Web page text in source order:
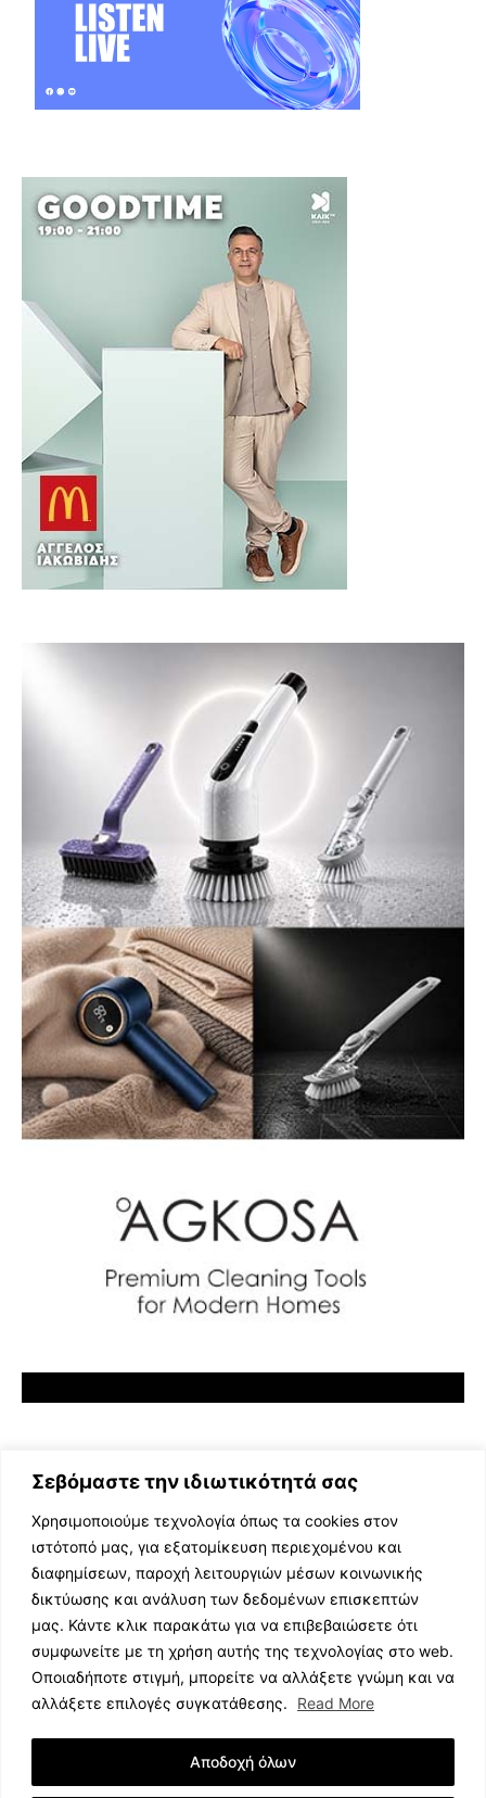
Σεβόμαστε την ιδιωτικότητά σας
Χρησιμοποιούμε τεχνολογία όπως τα cookies στον
ιστότοπό μας, για εξατομίκευση περιεχομένου και
διαφημίσεων, παροχή λειτουργιών μέσων κοινωνικής
δικτύωσης και ανάλυση των δεδομένων επισκεπτών
μας. Κάντε κλικ παρακάτω για να επιβεβαιώσετε ότι
συμφωνείτε με τη χρήση αυτής της τεχνολογίας στο web.
Οποιαδήποτε στιγμή, μπορείτε να αλλάξετε γνώμη και να
αλλάξετε επιλογές συγκατάθεσης.
Read More
Αποδοχή όλων
ΕΛΛΗΝΙΚΗ ΜΟΥΣΙΚΗ
TV SHOWS
EVENTS
ΘΕΑΤΡΟ
ΔΙΑΓΩΝΙΣΜΟΙ
STOA CULTURA
ΣΥΝΕΝΤΕΥΞΕΙΣ